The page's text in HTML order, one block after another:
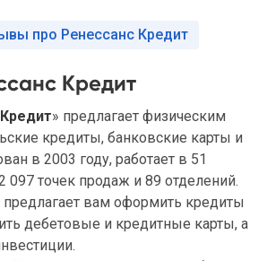
про Ренессанс Кредит
Кредит
» предлагает физическим
кредиты, банковские карты и
в 2003 году, работает в 51
097 точек продаж и 89 отделений.
предлагает вам оформить кредиты
дебетовые и кредитные карты, а